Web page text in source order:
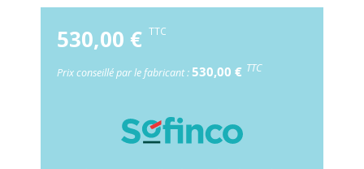
530,00 € TTC
Prix conseillé par le fabricant :530,00 € TTC